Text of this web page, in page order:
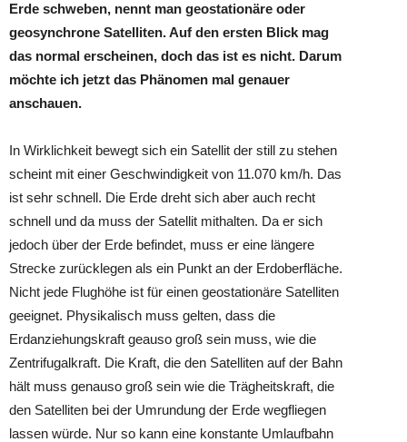
Erde schweben, nennt man geostationäre oder
geosynchrone Satelliten. Auf den ersten Blick mag
das normal erscheinen, doch das ist es nicht. Darum
möchte ich jetzt das Phänomen mal genauer
anschauen.
In Wirklichkeit bewegt sich ein Satellit der still zu stehen
scheint mit einer Geschwindigkeit von 11.070 km/h. Das
ist sehr schnell. Die Erde dreht sich aber auch recht
schnell und da muss der Satellit mithalten. Da er sich
jedoch über der Erde befindet, muss er eine längere
Strecke zurücklegen als ein Punkt an der Erdoberfläche.
Nicht jede Flughöhe ist für einen geostationäre Satelliten
geeignet. Physikalisch muss gelten, dass die
Erdanziehungskraft geauso groß sein muss, wie die
Zentrifugalkraft. Die Kraft, die den Satelliten auf der Bahn
hält muss genauso groß sein wie die Trägheitskraft, die
den Satelliten bei der Umrundung der Erde wegfliegen
lassen würde. Nur so kann eine konstante Umlaufbahn